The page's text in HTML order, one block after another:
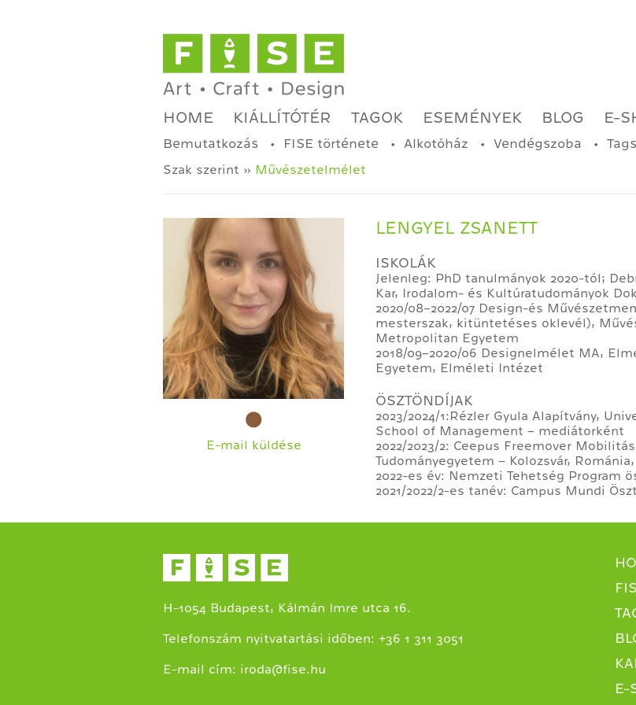
HOME KIÁLLÍTÓTÉR TAGOK ESEMÉNYEK BLOG E-
Bemutatkozás FISE története Alkotóház Vendégszoba
Szak szerint » Művészetelmélet
E-mail küldése
LENGYEL ZSANETT
ISKOLÁK
Jelenleg: PhD tanulmányok 2020-tól;
Kar, Irodalom- és Kultúratudományok
2020/08–2022/07 Design-és
mesterszak, kitüntetéses oklevél),
Metropolitan Egyetem
2018/09–2020/06 Designelmélet MA,
Egyetem, Elméleti Intézet
ÖSZTÖNDÍJAK
2023/2024/1:Rézler Gyula Alapítvány,
School of Management – mediátorként
2022/2023/2: Ceepus Freemover
Tudományegyetem – Kolozsvár, Románia,
2022-es év: Nemzeti Tehetség Program
2021/2022/2-es tanév: Campus Mundi
H-1054 Budapest, Kálmán Imre utca 16.
Telefonszám nyitvatartási időben: +36 1 311 3051
E-mail cím: iroda@fise.hu
E-